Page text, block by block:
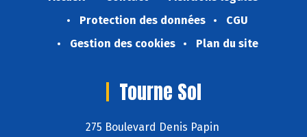
Protection des données
CGU
Gestion des cookies
Plan du site
Tourne Sol
275 Boulevard Denis Papin